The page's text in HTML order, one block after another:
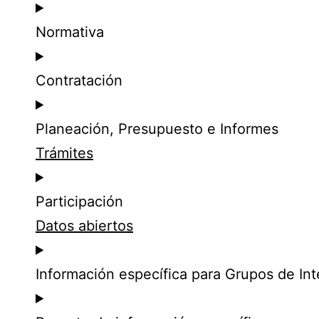
Normativa
Contratación
Planeación, Presupuesto e Informes
Trámites
Participación
Datos abiertos
Información específica para Grupos de